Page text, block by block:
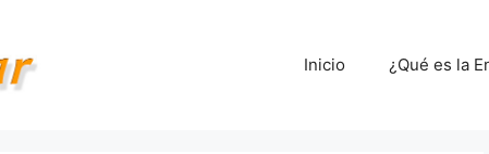
Inicio ¿Qué es la